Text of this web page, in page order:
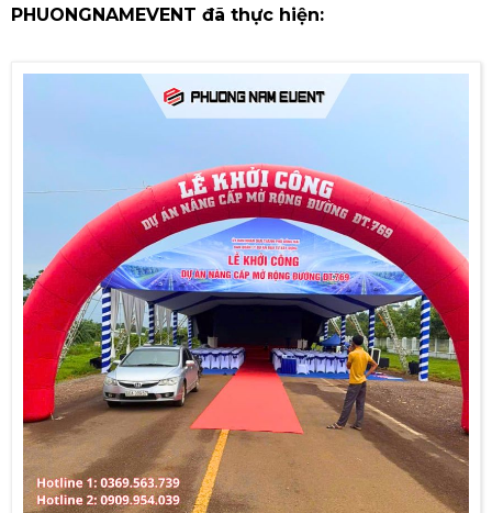
PHUONGNAMEVENT đã thực hiện: